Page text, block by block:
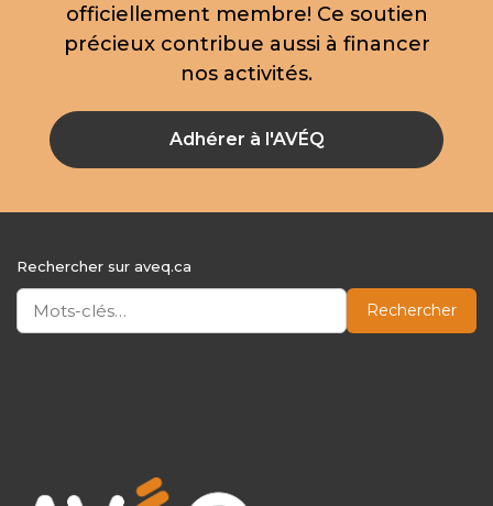
officiellement membre! Ce soutien
précieux contribue aussi à financer
nos activités.
Adhérer à l'AVÉQ
Rechercher sur aveq.ca
Rechercher